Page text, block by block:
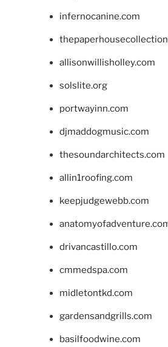
infernocanine.com
allisonwillisholley.com
solslite.org
portwayinn.com
djmaddogmusic.com
thesoundarchitects.com
allin1roofing.com
keepjudgewebb.com
drivancastillo.com
cmmedspa.com
midletontkd.com
gardensandgrills.com
basilfoodwine.com